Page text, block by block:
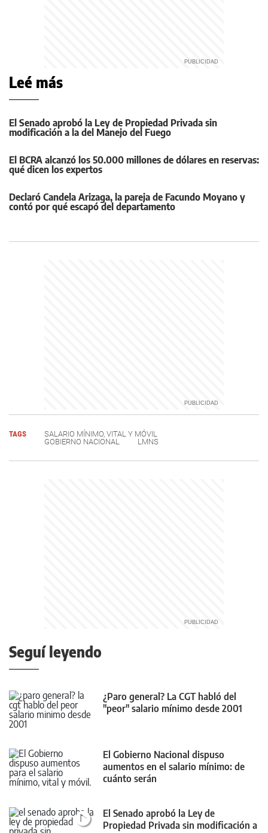
Leé más
El Senado aprobó la Ley de Propiedad Privada sin
modificación a la del Manejo del Fuego
El BCRA alcanzó los 50.000 millones de dólares en reservas:
qué dicen los expertos
Declaró Candela Arizaga, la pareja de Facundo Moyano y
contó por qué escapó del departamento
TAGS
SALARIO MÍNIMO, VITAL Y MÓVIL
GOBIERNO NACIONAL
LMNS
Seguí leyendo
¿Paro general? La CGT habló del
"peor" salario mínimo desde 2001
El Gobierno Nacional dispuso
aumentos en el salario mínimo: de
cuánto serán
El Senado aprobó la Ley de
Propiedad Privada sin modificación a